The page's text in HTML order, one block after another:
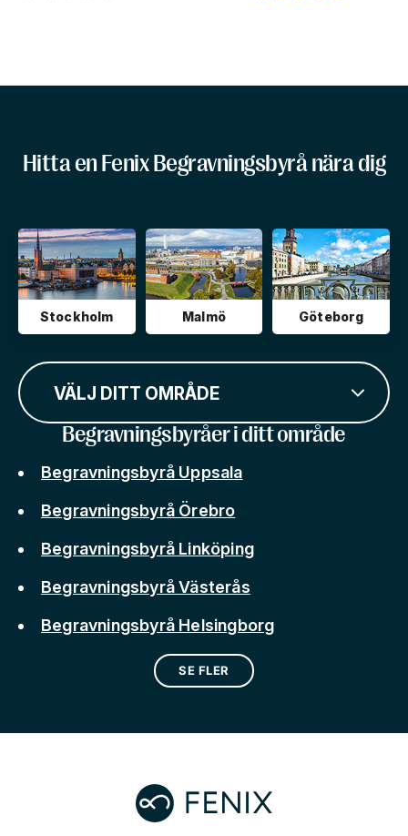
Hitta en Fenix Begravningsbyrå nära dig
Stockholm Malmö Göteborg
VÄLJ DITT OMRÅDE
Begravningsbyråer i ditt område
Begravningsbyrå Uppsala
Begravningsbyrå Örebro
Begravningsbyrå Linköping
Begravningsbyrå Västerås
Begravningsbyrå Helsingborg
SE FLER